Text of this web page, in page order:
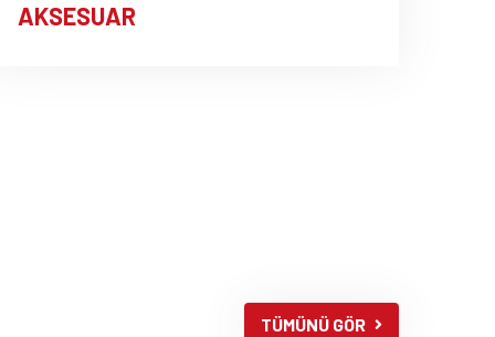
AKSESUAR
TÜMÜNÜ GÖR